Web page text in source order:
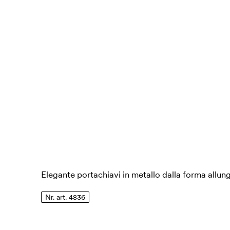
Elegante portachiavi in metallo dalla forma
Nr. art. 4836